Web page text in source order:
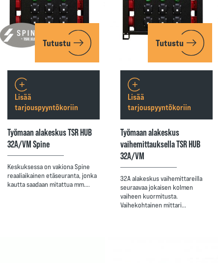
Tutustu
Työmaan alakeskus TSR HUB
32A/VM Spine
Keskuksessa on vakiona Spine
reaaliaikainen etäseuranta, jonka
kautta saadaan mitattua mm.…
Lisää
tarjouspyyntökoriin
Tutustu
Työmaan alakeskus
vaihemittauksella TSR HUB
32A/VM
32A alakeskus vaihemittareilla
seuraavaa jokaisen kolmen
vaiheen kuormitusta.
Vaihekohtainen mittari…
Lisää
tarjouspyyntökoriin